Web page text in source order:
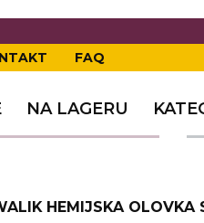
FAQ
NA LAGERU
HEMIJSKA OLOVKA